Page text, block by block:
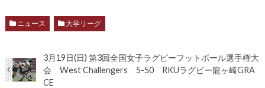
ニュース 大学リーグ
3月19日(日) 第3回全国女子ラグビーフットボール選手権大
会 West Challengers 5-50 RKUラグビー龍ヶ崎GRA
CE